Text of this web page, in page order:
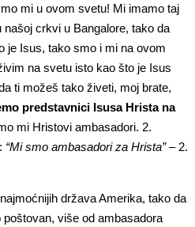
mi u ovom svetu! Mi imamo taj
crkvi u Bangalore, tako da
je Isus, tako smo i mi na ovom
na svetu isto kao što je Isus
ti možeš tako živeti, moj brate,
predstavnici Isusa Hrista na
mi Hristovi ambasadori. 2.
“Mi smo ambasadori za Hrista”– 2.
država Amerika, tako da
više od ambasadora